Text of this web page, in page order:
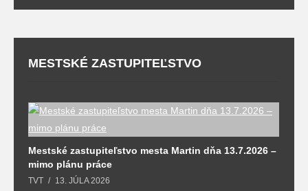
MESTSKÉ ZASTUPITEĽSTVO
Mestské zastupiteľstvo mesta Martin dňa 13.7.2026 –
mimo plánu práce
TVT 13. JÚLA 2026